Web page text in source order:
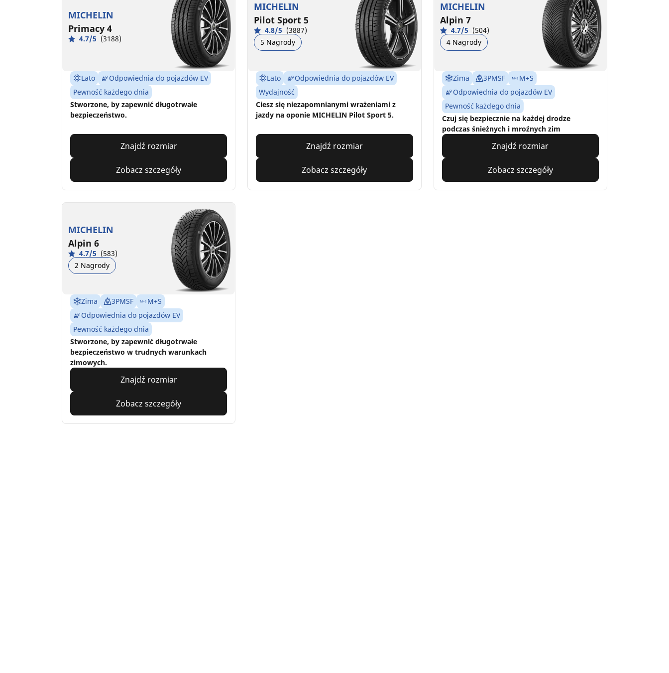
MICHELIN
Primacy 4
4.7/5 (3188)
Lato
Odpowiednia do pojazdów EV
Pewność każdego dnia
Stworzone, by zapewnić długotrwałe
bezpieczeństwo.
Znajdź rozmiar
Zobacz szczegóły
MICHELIN
Pilot Sport 5
4.8/5 (3887)
5 Nagrody
Lato
Odpowiednia do pojazdów EV
Wydajność
Ciesz się niezapomnianymi wrażeniami z
jazdy na oponie MICHELIN Pilot Sport 5.
Znajdź rozmiar
Zobacz szczegóły
MICHELIN
Alpin 7
4.7/5 (504)
4 Nagrody
Zima 3PMSF
M+S
Odpowiednia do pojazdów EV
Pewność każdego dnia
Czuj się bezpiecznie na każdej drodze
podczas śnieżnych i mroźnych zim
Znajdź rozmiar
Zobacz szczegóły
MICHELIN
Alpin 6
4.7/5 (583)
2 Nagrody
Zima 3PMSF
M+S
Odpowiednia do pojazdów EV
Pewność każdego dnia
Stworzone, by zapewnić długotrwałe
bezpieczeństwo w trudnych warunkach
zimowych.
Znajdź rozmiar
Zobacz szczegóły